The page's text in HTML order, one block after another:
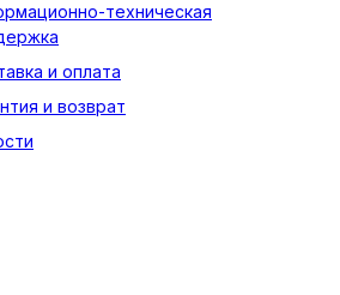
техническая
и оплата
и возврат